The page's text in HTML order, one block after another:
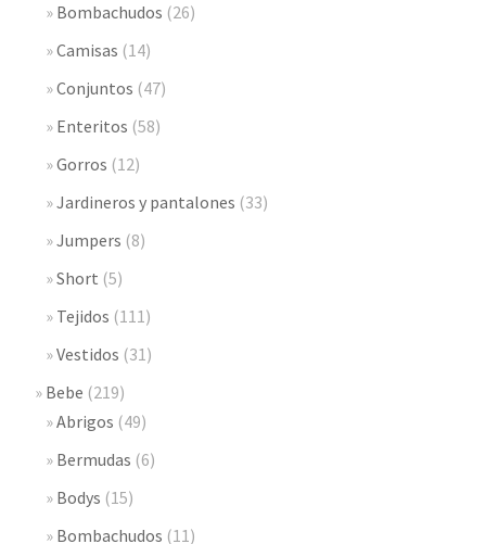
Bombachudos (26)
Camisas (14)
Conjuntos (47)
Enteritos (58)
Gorros (12)
Jardineros y pantalones (33)
Jumpers (8)
Short (5)
Tejidos (111)
Vestidos (31)
Bebe (219)
Abrigos (49)
Bermudas (6)
Bodys (15)
Bombachudos (11)